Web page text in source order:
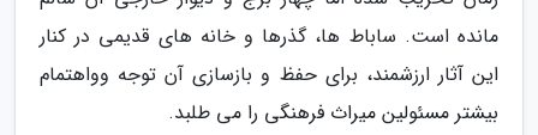
مانده است. ساباط ها، گذرها و خانه های قدیمی در کنار
این آثار ارزشمند، برای حفظ و بازسازی آن توجه وواهتمام
بیشتر مسئولین میراث فرهنگی را می طلبد.